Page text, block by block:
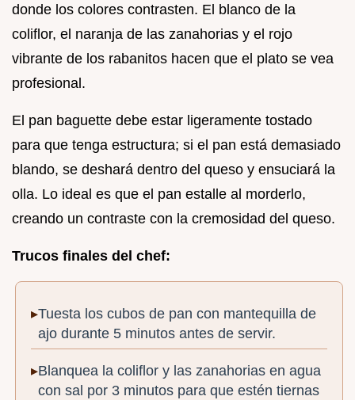
donde los colores contrasten. El blanco de la
coliflor, el naranja de las zanahorias y el rojo
vibrante de los rabanitos hacen que el plato se vea
profesional.
El pan baguette debe estar ligeramente tostado
para que tenga estructura; si el pan está demasiado
blando, se deshará dentro del queso y ensuciará la
olla. Lo ideal es que el pan estalle al morderlo,
creando un contraste con la cremosidad del queso.
Trucos finales del chef:
Tuesta los cubos de pan con mantequilla de
ajo durante 5 minutos antes de servir.
Blanquea la coliflor y las zanahorias en agua
con sal por 3 minutos para que estén tiernas